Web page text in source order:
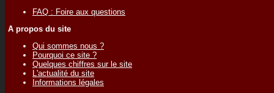
FAQ : Foire aux questions
A propos du site
Qui sommes nous ?
Pourquoi ce site ?
Quelques chiffres sur le site
L'actualité du site
Informations légales